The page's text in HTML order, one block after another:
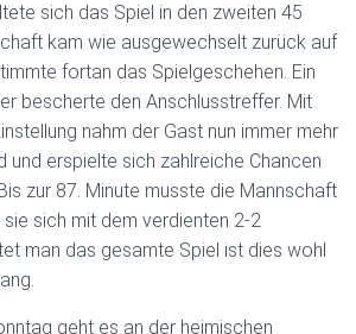
sich das Spiel in den zweiten 45
kam wie ausgewechselt zurück auf
fortan das Spielgeschehen. Ein
bescherte den Anschlusstreffer. Mit
nahm der Gast nun immer mehr
und erspielte sich zahlreiche Chancen
zur 87. Minute musste die Mannschaft
sich mit dem verdienten 2-2
man das gesamte Spiel ist dies wohl
geht es an der heimischen